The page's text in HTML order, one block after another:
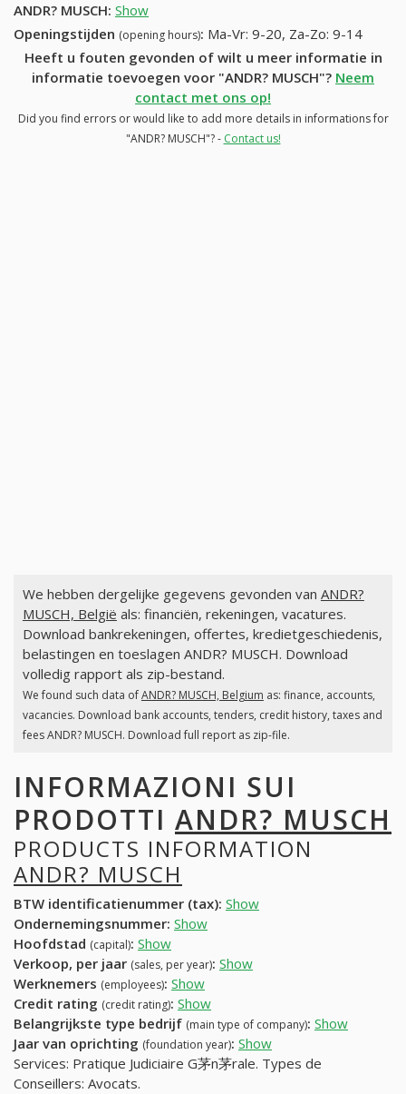
ANDR? MUSCH: Show
Openingstijden (opening hours): Ma-Vr: 9-20, Za-Zo: 9-14
Heeft u fouten gevonden of wilt u meer informatie in
informatie toevoegen voor "ANDR? MUSCH"? Neem
contact met ons op!
Did you find errors or would like to add more details in informations for
"ANDR? MUSCH"? - Contact us!
We hebben dergelijke gegevens gevonden van ANDR?
MUSCH, België als: financiën, rekeningen, vacatures.
Download bankrekeningen, offertes, kredietgeschiedenis,
belastingen en toeslagen ANDR? MUSCH. Download
volledig rapport als zip-bestand.
We found such data ofANDR? MUSCH, Belgium as: finance, accounts,
vacancies. Download bank accounts, tenders, credit history, taxes and
fees ANDR? MUSCH. Download full report as zip-file.
INFORMAZIONI SUI
PRODOTTI ANDR? MUSCH
PRODUCTS INFORMATION
ANDR? MUSCH
BTW identificatienummer (tax): Show
Ondernemingsnummer: Show
Hoofdstad (capital): Show
Verkoop, per jaar (sales, per year): Show
Werknemers (employees): Show
Credit rating (credit rating): Show
Belangrijkste type bedrijf (main type of company): Show
Jaar van oprichting (foundation year): Show
Services: Pratique Judiciaire G茅n茅rale. Types de
Conseillers: Avocats.